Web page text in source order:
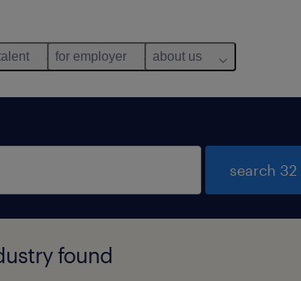
for employer about us
search
found